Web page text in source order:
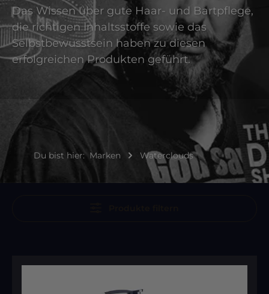
Das Wissen über gute Haar- und Bartpflege,
die richtigen Inhaltsstoffe sowie das
Selbstbewusstsein haben zu diesen
erfolgreichen Produkten geführt.
Du bist hier: Marken Waterclouds